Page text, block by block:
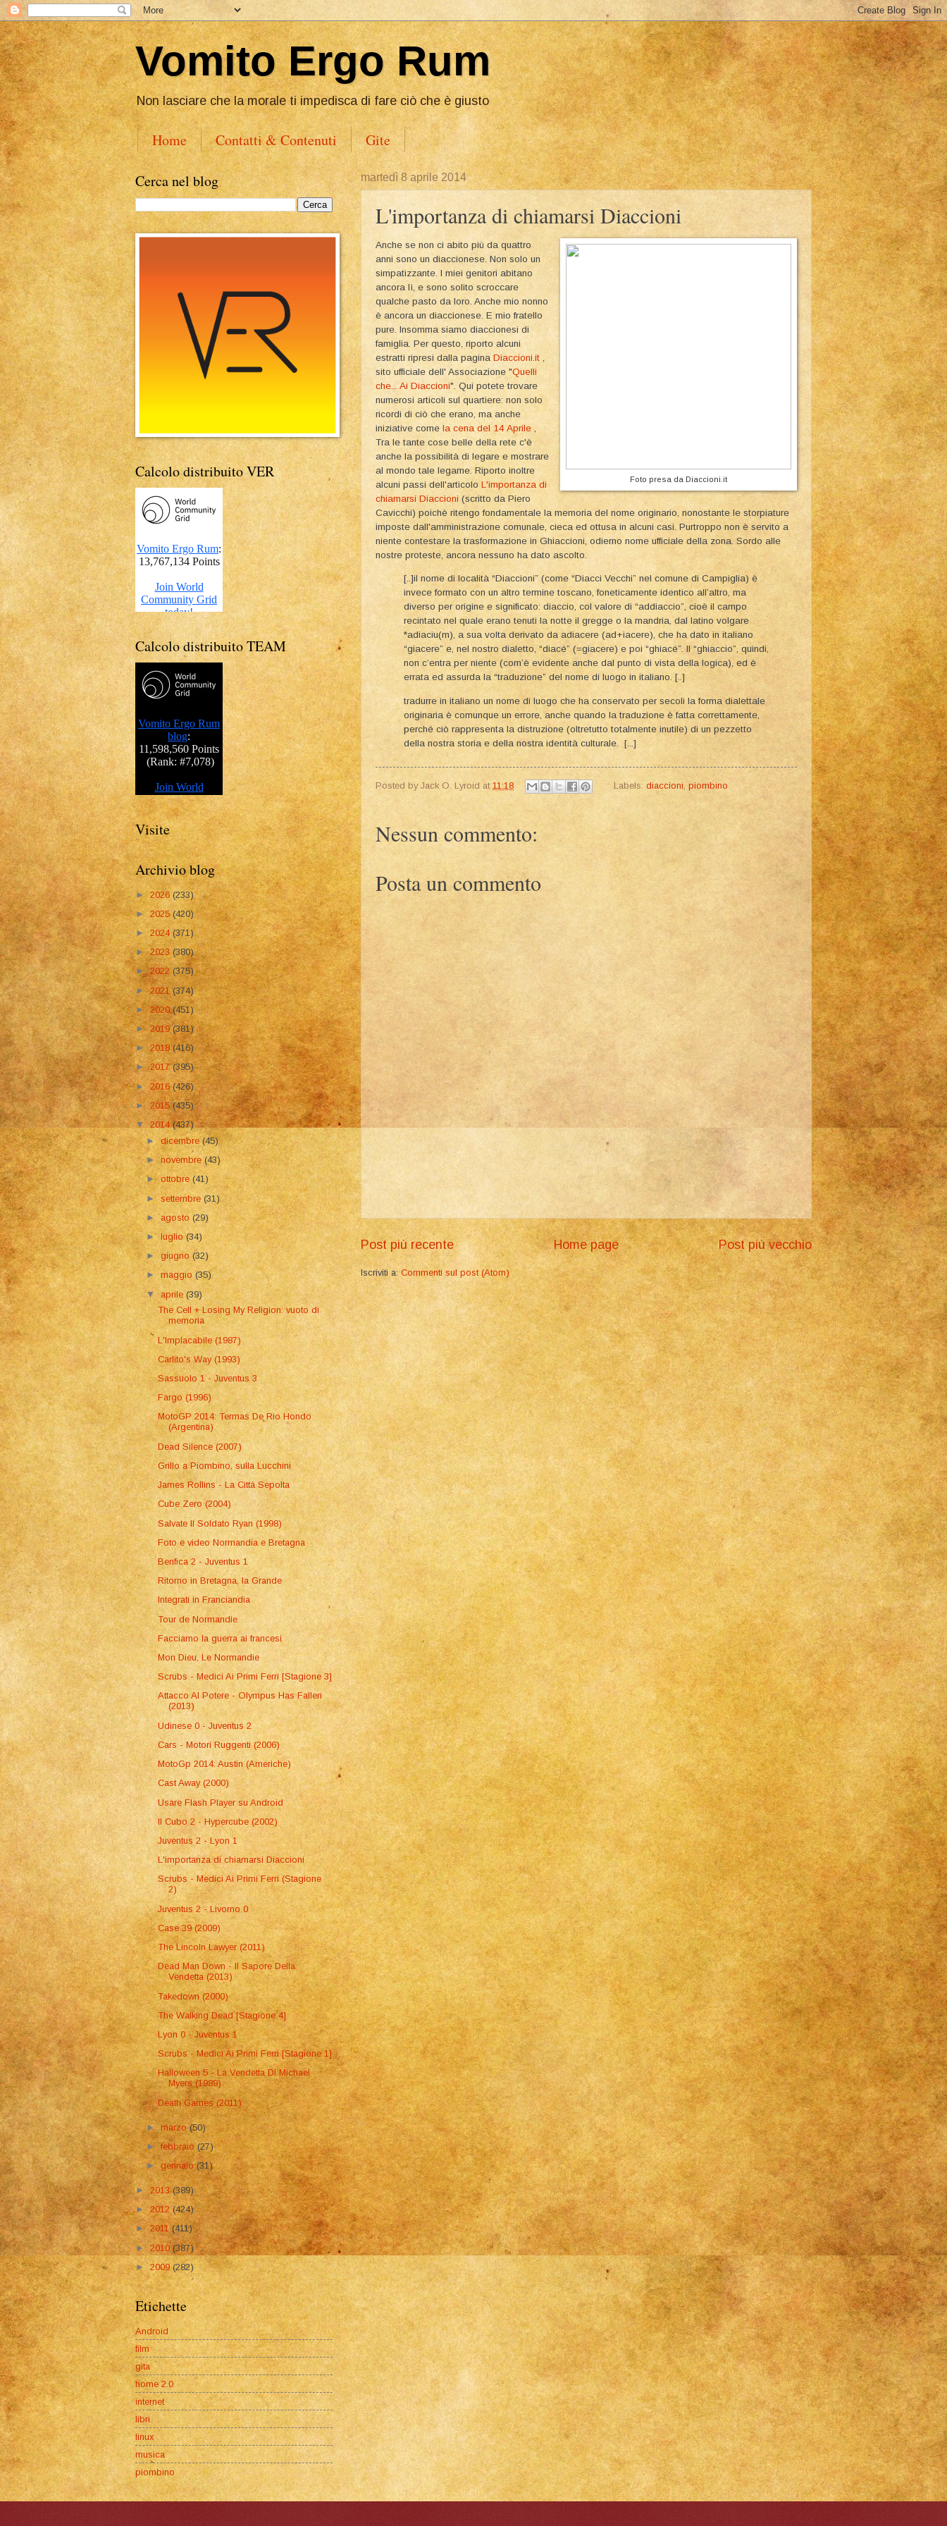
Vomito Ergo Rum
Non lasciare che la morale ti impedisca di fare ciò che è giusto
Home Contatti & Contenuti Gite
martedì 8 aprile 2014
L'importanza di chiamarsi Diaccioni
Foto presa da Diaccioni.it
Anche se non ci abito più da quattro
anni sono un diaccionese. Non solo un
simpatizzante. I miei genitori abitano
ancora lì, e sono solito scroccare
qualche pasto da loro. Anche mio nonno
è ancora un diaccionese. E mio fratello
pure. Insomma siamo diaccionesi di
famiglia. Per questo, riporto alcuni
estratti ripresi dalla pagina Diaccioni.it
sito ufficiale dell' Associazione "Quelli
che... Ai Diaccioni". Qui potete trovare
numerosi articoli sul quartiere: non solo
ricordi di ciò che erano, ma anche
iniziative comela cena del 14 Aprile
Tra le tante cose belle della rete c'è
anche la possibilità di legare e mostrare
al mondo tale legame. Riporto inoltre
alcuni passi dell'articolo L'importanza di
chiamarsi Diaccioni (scritto da Piero
Cavicchi) poichè ritengo fondamentale la memoria del nome originario, nonostante le storpiature
imposte dall'amministrazione comunale, cieca ed ottusa in alcuni casi. Purtroppo non è servito a
niente contestare la trasformazione in Ghiaccioni, odierno nome ufficiale della zona. Sordo alle
nostre proteste, ancora nessuno ha dato ascolto.
[..]il nome di località “Diaccioni” (come “Diacci Vecchi” nel comune di Campiglia) è
invece formato con un altro termine toscano, foneticamente identico all’altro, ma
diverso per origine e significato: diaccio, col valore di “addiaccio”, cioè il campo
recintato nel quale erano tenuti la notte il gregge o la mandria, dal latino volgare
*adiaciu(m), a sua volta derivato da adiacere (ad+iacere), che ha dato in italiano
“giacere” e, nel nostro dialetto, “diacé” (=giacere) e poi “ghiacé”. Il “ghiaccio”, quindi,
non c’entra per niente (com’è evidente anche dal punto di vista della logica), ed è
errata ed assurda la “traduzione” del nome di luogo in italiano. [..]
tradurre in italiano un nome di luogo che ha conservato per secoli la forma dialettale
originaria è comunque un errore, anche quando la traduzione è fatta correttamente,
perché ciò rappresenta la distruzione (oltretutto totalmente inutile) di un pezzetto
della nostra storia e della nostra identità culturale. [...]
Posted by Jack O. Lyroid at 11:18 Labels: diaccioni, piombino
Nessun commento:
Posta un commento
Post più recente Post più vecchio
Home page
Iscriviti a:Commenti sul post (Atom)
Cerca nel blog
Calcolo distribuito VER
Calcolo distribuito TEAM
Visite
Archivio blog
► 2026(233)
►2025(420)
►2024 (371)
►2023(380)
►2022 (375)
►2021(374)
►2020(451)
►2019(381)
►2018(416)
►2017(395)
►2016(426)
►2015(435)
▼2014(437)
►dicembre(45)
►novembre(43)
►ottobre(41)
►settembre(31)
►agosto(29)
►luglio(34)
►giugno(32)
►maggio(35)
▼aprile(39)
The Cell + Losing My Religion: vuoto di
memoria
L'Implacabile (1987)
Carlito's Way (1993)
Sassuolo 1 - Juventus 3
Fargo (1996)
MotoGP 2014: Termas De Rio Hondo
(Argentina)
Dead Silence (2007)
Grillo a Piombino, sulla Lucchini
James Rollins - La Città Sepolta
Cube Zero (2004)
Salvate Il Soldato Ryan (1998)
Foto e video Normandia e Bretagna
Benfica 2 - Juventus 1
Ritorno in Bretagna, la Grande
Integrati in Franciandia
Tour de Normandie
Facciamo la guerra ai francesi
Mon Dieu, Le Normandie
Scrubs - Medici Ai Primi Ferri [Stagione 3]
Attacco Al Potere - Olympus Has Fallen
(2013)
Udinese 0 - Juventus 2
Cars - Motori Ruggenti (2006)
MotoGp 2014: Austin (Americhe)
Cast Away (2000)
Usare Flash Player su Android
Il Cubo 2 - Hypercube (2002)
Juventus 2 - Lyon 1
L'importanza di chiamarsi Diaccioni
Scrubs - Medici Ai Primi Ferri (Stagione
2)
Juventus 2 - Livorno 0
Case 39 (2009)
The Lincoln Lawyer (2011)
Dead Man Down - Il Sapore Della
Vendetta (2013)
Takedown (2000)
The Walking Dead [Stagione 4]
Lyon 0 - Juventus 1
Scrubs - Medici Ai Primi Ferri [Stagione 1]
Halloween 5 - La Vendetta Di Michael
Myers (1989)
Death Games (2011)
►marzo(50)
►febbraio(27)
►gennaio(31)
►2013(389)
►2012(424)
►2011(411)
► 2010(387)
►2009(282)
Etichette
Android
film
gita
home 2.0
internet
libri
linux
musica
piombino